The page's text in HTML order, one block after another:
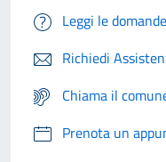
Leggi le
Richiedi
Chiama il
Prenota un